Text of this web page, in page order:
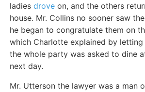
ladies drove on, and the others
house. Mr. Collins no sooner saw
he began to congratulate them on
which Charlotte explained by
the whole party was asked to dine
next day.
Mr. Utterson the lawyer was a man